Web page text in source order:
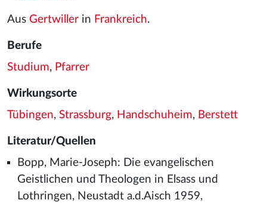
Aus Gertwiller in Frankreich.
Berufe
Studium, Pfarrer
Wirkungsorte
Tübingen, Strassburg, Handschuheim, Berstett
Literatur/Quellen
Bopp, Marie-Joseph: Die evangelischen
Geistlichen und Theologen in Elsass und
Lothringen, Neustadt a.d.Aisch 1959,